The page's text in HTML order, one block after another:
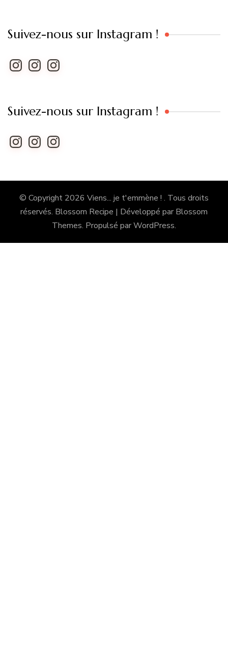
Suivez-nous sur Instagram !
Instagram
InstagramInstagram
Suivez-nous sur Instagram !
Instagram
InstagramInstagram
© Copyright 2026 Viens... je t'emmène ! . Tous droits
réservés. Blossom Recipe | Développé par Blossom
Themes. Propulsé parWordPress.